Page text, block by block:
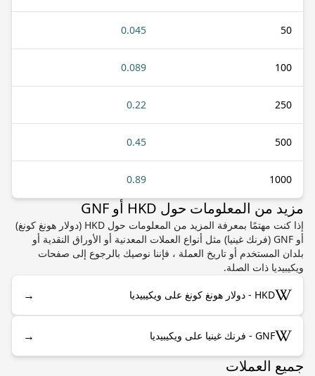
50
0.045
100
0.089
250
0.22
500
0.45
1000
0.89
مزيد من المعلومات حول HKD أو GNF
إذا كنت مهتمًا بمعرفة المزيد من المعلومات حول HKD (دولار هونغ كونغ)
أو GNF (فرنك غينيا) مثل أنواع العملات المعدنية أو الأوراق النقدية أو
بلدان المستخدم أو تاريخ العملة ، فإننا نوصيك بالرجوع إلى صفحات
ويكيبيديا ذات الصلة.
HKD - دولار هونغ كونغ على ويكيبيديا →
GNF - فرنك غينيا على ويكيبيديا →
جميع العملات